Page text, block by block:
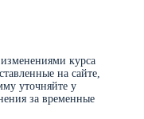
курса
на сайте,
уточняйте у
за временные